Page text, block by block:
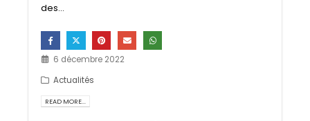
des...
6 décembre 2022
Actualités
READ MORE...